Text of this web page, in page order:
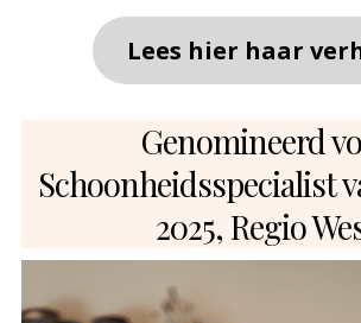
Lees hier haar
Genomineerd
Schoonheidsspecialist
2025, Regio